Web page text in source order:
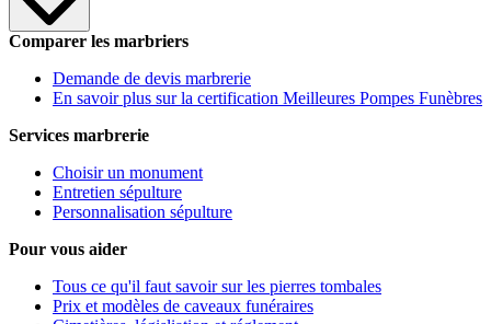
Comparer les marbriers
Demande de devis marbrerie
En savoir plus sur la certification Meilleures Pompes Funèbres
Services marbrerie
Choisir un monument
Entretien sépulture
Personnalisation sépulture
Pour vous aider
Tous ce qu'il faut savoir sur les pierres tombales
Prix et modèles de caveaux funéraires